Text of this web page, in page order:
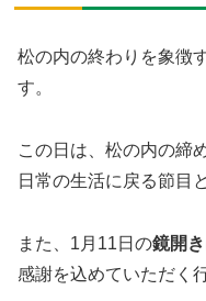
松の内の終わりを象徴
す。
この日は、松の内の締
日常の生活に戻る節目
また、1月11日の鏡開き
感謝を込めていただく